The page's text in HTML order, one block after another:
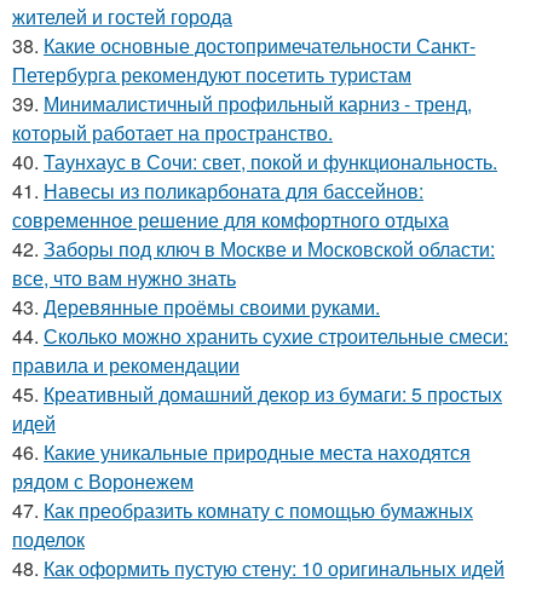
жителей и гостей города
38. Какие основные достопримечательности Санкт-
Петербурга рекомендуют посетить туристам
39. Минималистичный профильный карниз - тренд,
который работает на пространство.
40. Таунхаус в Сочи: свет, покой и функциональность.
41. Навесы из поликарбоната для бассейнов:
современное решение для комфортного отдыха
42. Заборы под ключ в Москве и Московской области:
все, что вам нужно знать
43. Деревянные проёмы своими руками.
44. Сколько можно хранить сухие строительные смеси:
правила и рекомендации
45. Креативный домашний декор из бумаги: 5 простых
идей
46. Какие уникальные природные места находятся
рядом с Воронежем
47. Как преобразить комнату с помощью бумажных
поделок
48. Как оформить пустую стену: 10 оригинальных идей